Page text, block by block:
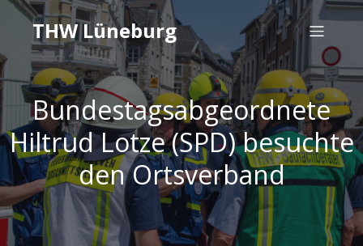
THW Lüneburg
Bundestagsabgeordnete
Hiltrud Lotze (SPD) besuchte
den Ortsverband